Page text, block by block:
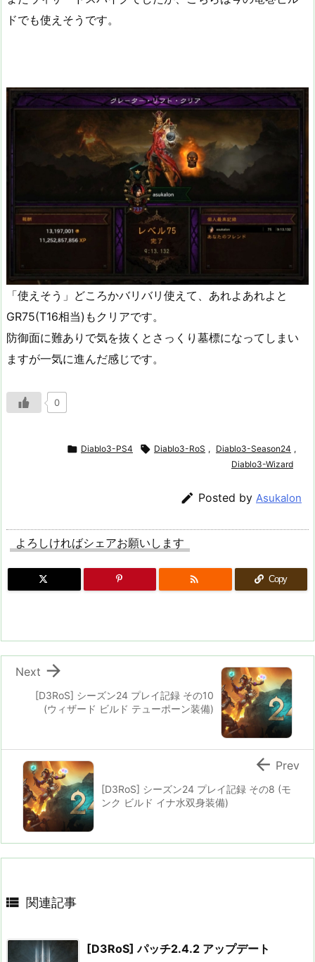
ドでも使えそうです。
「使えそう」どころかバリバリ使えて、あれよあれよと
GR75(T16相当)もクリアです。
防御面に難ありで気を抜くとさっくり墓標になってしまい
ますが一気に進んだ感じです。
0
 Diablo3-PS4  Diablo3-RoS , Diablo3-Season24 ,
Diablo3-Wizard
 Posted by Asukalon
よろしければシェアお願いします
 Copy
[D3RoS] シーズン24 プレイ記録 その10
(ウィザード ビルド テューポーン装備)

Next
[D3RoS] シーズン24 プレイ記録 その8 (モ
ンク ビルド イナ水双身装備)
 Prev
 関連記事
[D3RoS] パッチ2.4.2 アップデート